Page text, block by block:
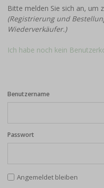
Bitte melden Sie sich an, um
(Registrierung und
Wiederverkäufer.)
Ich habe noch kein
Benutzername
Passwort
Angemeldet bleiben